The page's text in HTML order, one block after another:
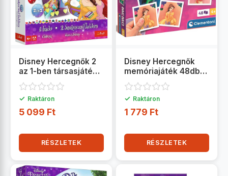
Disney Hercegnők 2
az 1-ben társasjáték:
Ki nevet a végén? és
Kígyók és létrák -
Trefl
✓ Raktáron
5 099 Ft
RÉSZLETEK
Disney Hercegnők
memóriajáték 48db-
os - Clementoni
✓ Raktáron
1 779 Ft
RÉSZLETEK